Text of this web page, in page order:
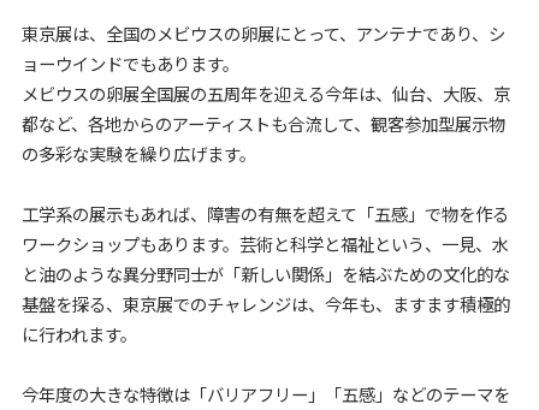
東京展は、全国のメビウスの卵展にとって、アンテナであり、シ
ョーウインドでもあります。
メビウスの卵展全国展の五周年を迎える今年は、仙台、大阪、京
都など、各地からのアーティストも合流して、観客参加型展示物
の多彩な実験を繰り広げます。
工学系の展示もあれば、障害の有無を超えて「五感」で物を作る
ワークショップもあります。芸術と科学と福祉という、一見、水
と油のような異分野同士が「新しい関係」を結ぶための文化的な
基盤を探る、東京展でのチャレンジは、今年も、ますます積極的
に行われます。
今年度の大きな特徴は「バリアフリー」「五感」などのテーマを